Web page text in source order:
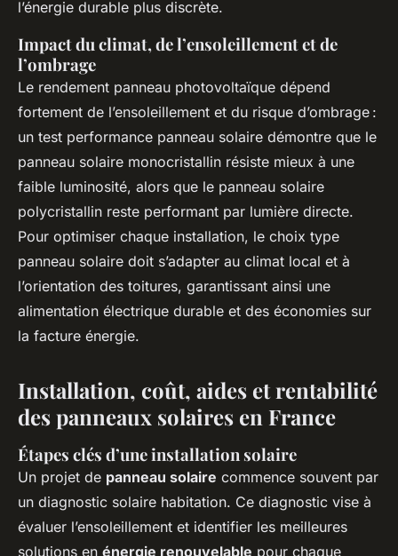
l’énergie durable plus discrète.
Impact du climat, de l’ensoleillement et de
l’ombrage
Le rendement panneau photovoltaïque dépend
fortement de l’ensoleillement et du risque d’ombrage :
un test performance panneau solaire démontre que le
panneau solaire monocristallin résiste mieux à une
faible luminosité, alors que le panneau solaire
polycristallin reste performant par lumière directe.
Pour optimiser chaque installation, le choix type
panneau solaire doit s’adapter au climat local et à
l’orientation des toitures, garantissant ainsi une
alimentation électrique durable et des économies sur
la facture énergie.
Installation, coût, aides et rentabilité
des panneaux solaires en France
Étapes clés d’une installation solaire
Un projet de panneau solaire commence souvent par
un diagnostic solaire habitation. Ce diagnostic vise à
évaluer l’ensoleillement et identifier les meilleures
solutions en énergie renouvelable pour chaque